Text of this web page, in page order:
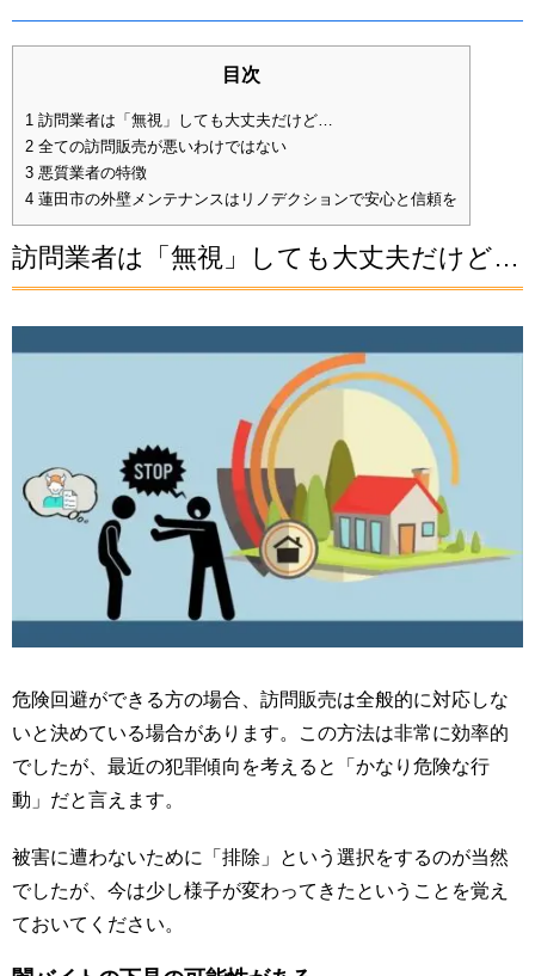
目次
1 訪問業者は「無視」しても大丈夫だけど…
2 全ての訪問販売が悪いわけではない
3 悪質業者の特徴
4 蓮田市の外壁メンテナンスはリノデクションで安心と信頼を
訪問業者は「無視」しても大丈夫だけど…
危険回避ができる方の場合、訪問販売は全般的に対応しな
いと決めている場合があります。この方法は非常に効率的
でしたが、最近の犯罪傾向を考えると「かなり危険な行
動」だと言えます。
被害に遭わないために「排除」という選択をするのが当然
でしたが、今は少し様子が変わってきたということを覚え
ておいてください。